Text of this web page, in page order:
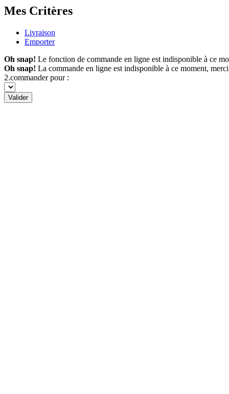
Mes Critères
Livraison
Emporter
Oh snap! Le fonction de commande en ligne est indisponible à ce
Oh snap! La commande en ligne est indisponible à ce moment,
2.commander pour :
Valider